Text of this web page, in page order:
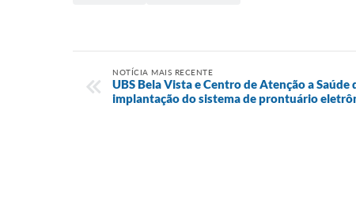
NOTÍCIA MAIS RECENTE
UBS Bela Vista e Centro de Atenção a Saúde
implantação do sistema de prontuário